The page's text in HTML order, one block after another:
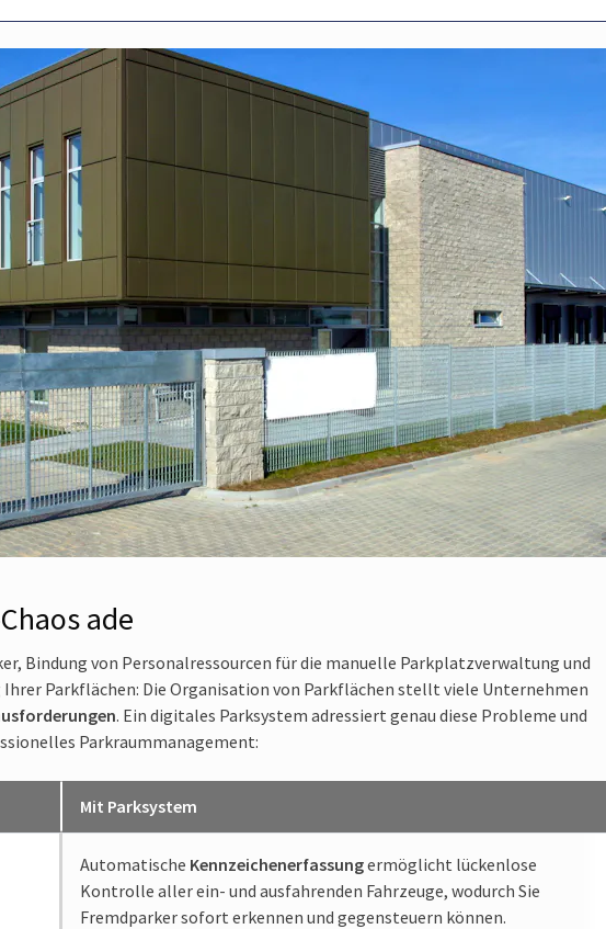
ade
Bindung von Personalressourcen für die manuelle Parkplatzverwaltung und
Parkflächen: Die Organisation von Parkflächen stellt viele Unternehmen
. Ein digitales Parksystem adressiert genau diese Probleme und
Parkraummanagement:
Mit Parksystem
Automatische Kennzeichenerfassungermöglicht lückenlose
Kontrolle aller ein- und ausfahrenden Fahrzeuge, wodurch Sie
Fremdparker sofort erkennen und gegensteuern können.